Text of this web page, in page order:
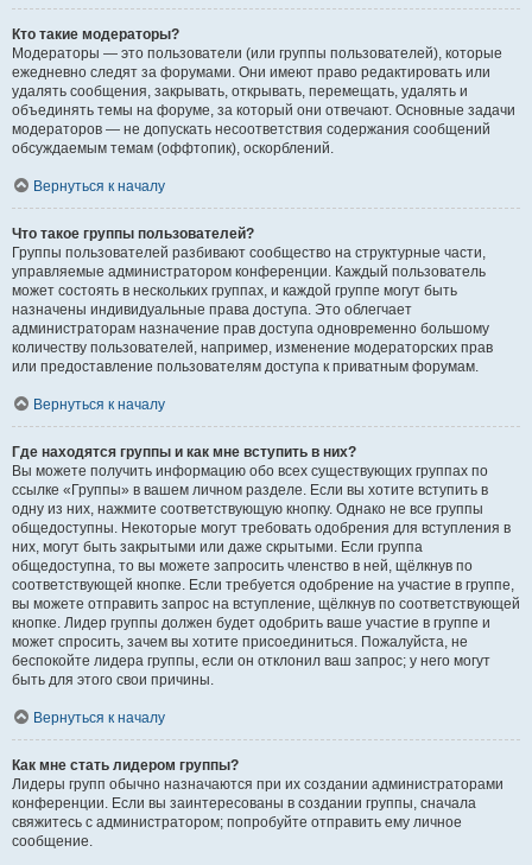
Кто такие модераторы?
Модераторы — это пользователи (или группы пользователей), которые
ежедневно следят за форумами. Они имеют право редактировать или
удалять сообщения, закрывать, открывать, перемещать, удалять и
объединять темы на форуме, за который они отвечают. Основные задачи
модераторов — не допускать несоответствия содержания сообщений
обсуждаемым темам (оффтопик), оскорблений.
Вернуться к началу
Что такое группы пользователей?
Группы пользователей разбивают сообщество на структурные части,
управляемые администратором конференции. Каждый пользователь
может состоять в нескольких группах, и каждой группе могут быть
назначены индивидуальные права доступа. Это облегчает
администраторам назначение прав доступа одновременно большому
количеству пользователей, например, изменение модераторских прав
или предоставление пользователям доступа к приватным форумам.
Вернуться к началу
Где находятся группы и как мне вступить в них?
Вы можете получить информацию обо всех существующих группах по
ссылке «Группы» в вашем личном разделе. Если вы хотите вступить в
одну из них, нажмите соответствующую кнопку. Однако не все группы
общедоступны. Некоторые могут требовать одобрения для вступления в
них, могут быть закрытыми или даже скрытыми. Если группа
общедоступна, то вы можете запросить членство в ней, щёлкнув по
соответствующей кнопке. Если требуется одобрение на участие в группе,
вы можете отправить запрос на вступление, щёлкнув по соответствующей
кнопке. Лидер группы должен будет одобрить ваше участие в группе и
может спросить, зачем вы хотите присоединиться. Пожалуйста, не
беспокойте лидера группы, если он отклонил ваш запрос; у него могут
быть для этого свои причины.
Вернуться к началу
Как мне стать лидером группы?
Лидеры групп обычно назначаются при их создании администраторами
конференции. Если вы заинтересованы в создании группы, сначала
свяжитесь с администратором; попробуйте отправить ему личное
сообщение.